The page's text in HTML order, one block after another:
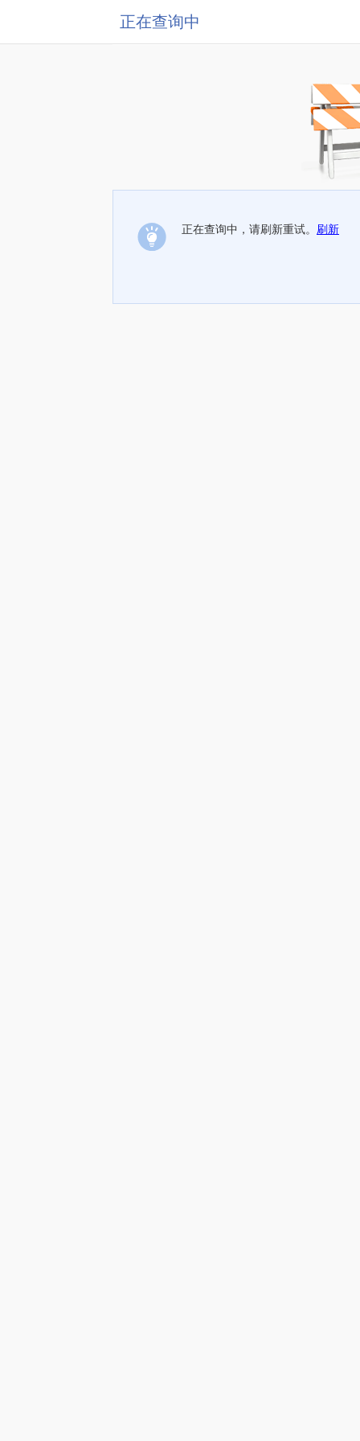
正在查询中
正在查询中，请刷新重试。 刷新